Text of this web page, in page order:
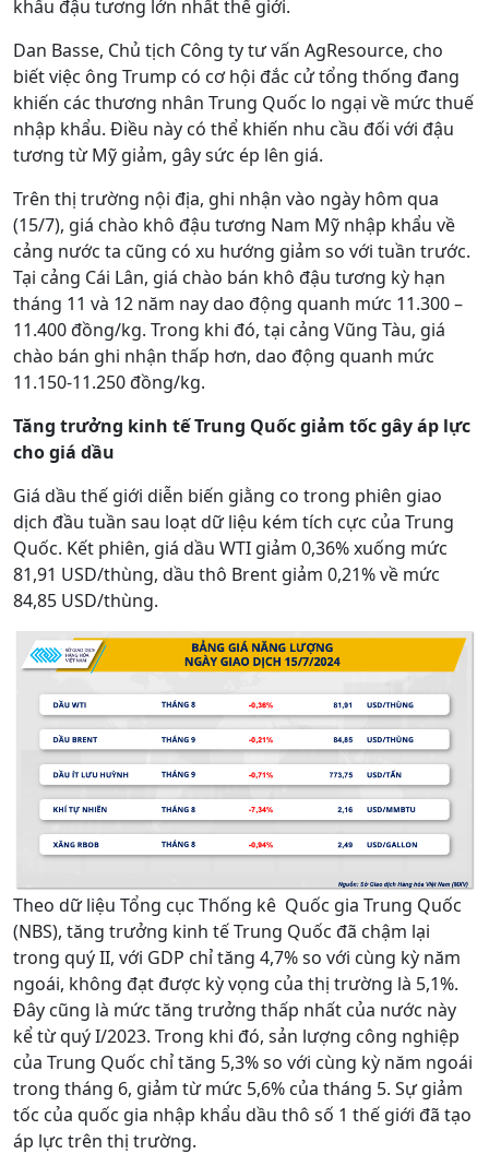
khẩu đậu tương lớn nhất thế giới.
Dan Basse, Chủ tịch Công ty tư vấn AgResource, cho
biết việc ông Trump có cơ hội đắc cử tổng thống đang
khiến các thương nhân Trung Quốc lo ngại về mức thuế
nhập khẩu. Điều này có thể khiến nhu cầu đối với đậu
tương từ Mỹ giảm, gây sức ép lên giá.
Trên thị trường nội địa, ghi nhận vào ngày hôm qua
(15/7), giá chào khô đậu tương Nam Mỹ nhập khẩu về
cảng nước ta cũng có xu hướng giảm so với tuần trước.
Tại cảng Cái Lân, giá chào bán khô đậu tương kỳ hạn
tháng 11 và 12 năm nay dao động quanh mức 11.300 –
11.400 đồng/kg. Trong khi đó, tại cảng Vũng Tàu, giá
chào bán ghi nhận thấp hơn, dao động quanh mức
11.150-11.250 đồng/kg.
Tăng trưởng kinh tế Trung Quốc giảm tốc gây áp lực
cho giá dầu
Giá dầu thế giới diễn biến giằng co trong phiên giao
dịch đầu tuần sau loạt dữ liệu kém tích cực của Trung
Quốc. Kết phiên, giá dầu WTI giảm 0,36% xuống mức
81,91 USD/thùng, dầu thô Brent giảm 0,21% về mức
84,85 USD/thùng.
Theo dữ liệu Tổng cục Thống kê Quốc gia Trung Quốc
(NBS), tăng trưởng kinh tế Trung Quốc đã chậm lại
trong quý II, với GDP chỉ tăng 4,7% so với cùng kỳ năm
ngoái, không đạt được kỳ vọng của thị trường là 5,1%.
Đây cũng là mức tăng trưởng thấp nhất của nước này
kể từ quý I/2023. Trong khi đó, sản lượng công nghiệp
của Trung Quốc chỉ tăng 5,3% so với cùng kỳ năm ngoái
trong tháng 6, giảm từ mức 5,6% của tháng 5. Sự giảm
tốc của quốc gia nhập khẩu dầu thô số 1 thế giới đã tạo
áp lực trên thị trường.